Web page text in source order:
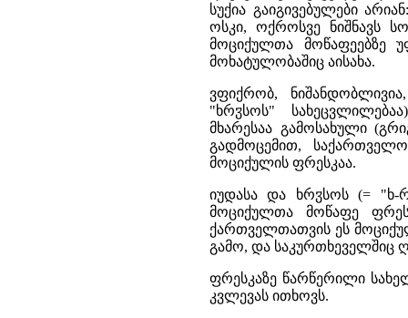
სუქია გაიგივებულები
ოსკი, ოქროსვე ნიშნავს
მოციქულთა მოწაფეებზე
მოხატულობაშიც აისახა.
ვფიქრობ,
"ხრჳსოს"
მხარესაა გამოსახული
გადმოცემით,
მოციქულის ფრესკაა.
იუდასა და ხრჳსოს (= "ხ-
მოციქულთა მოწაფე
ქართველთათვის ეს
გამო, და საკურთხეველშიც
ფრესკაზე წარწერილი
კვლევას ითხოვს.